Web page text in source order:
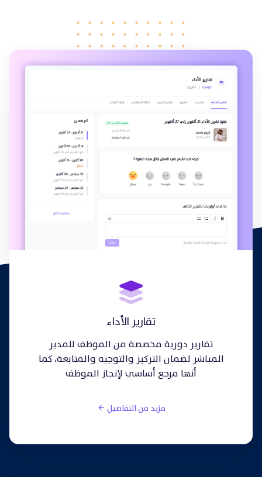
تقارير الأداء
تقارير دورية مخصصة من الموظف للمدير
المباشر لضمان التركيز والتوجيه والمتابعة، كما
أنها مرجع أساسي لإنجاز الموظف
مزيد من التفاصيل